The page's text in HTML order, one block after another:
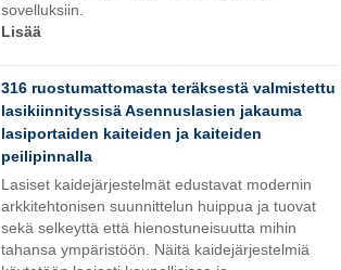
sovelluksiin.
Lisää
316 ruostumattomasta teräksestä valmistettu
lasikiinnityssisä Asennuslasien jakauma
lasiportaiden kaiteiden ja kaiteiden
peilipinnalla
Lasiset kaidejärjestelmät edustavat modernin
arkkitehtonisen suunnittelun huippua ja tuovat
sekä selkeyttä että hienostuneisuutta mihin
tahansa ympäristöön. Näitä kaidejärjestelmiä